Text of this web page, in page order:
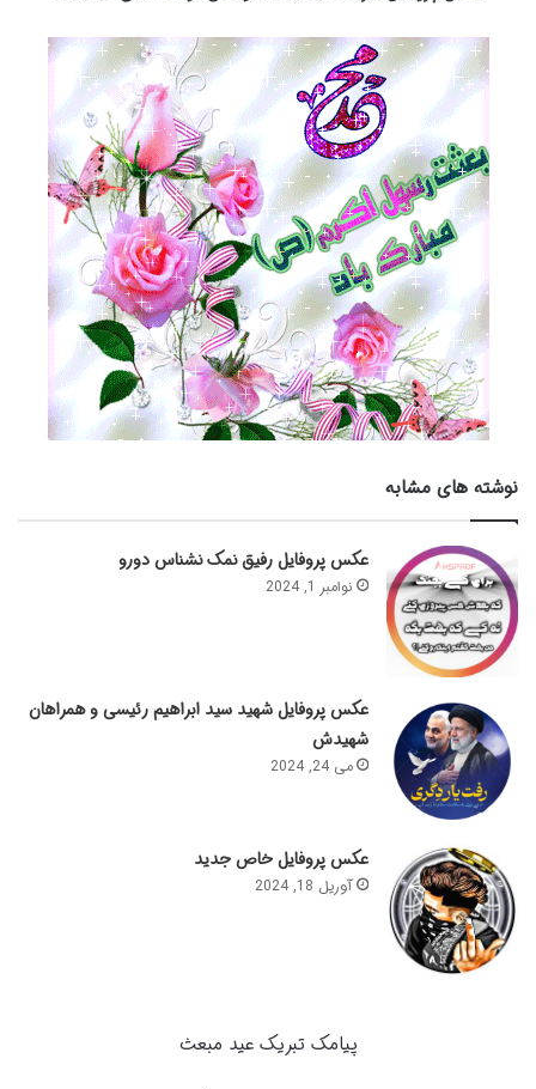
نوشته های مشابه
عکس پروفایل رفیق نمک نشناس دورو
نوامبر 1, 2024
عکس پروفایل شهید سید ابراهیم رئیسی و همراهان
شهیدش
می 24, 2024
عکس پروفایل خاص جدید
آوریل 18, 2024
پیامک تبریک عید مبعث